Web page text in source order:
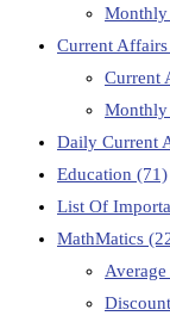
Current
Current
Monthly
Daily Current
Education (71)
List Of
MathMatics
Average